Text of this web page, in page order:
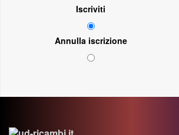
Iscriviti
Annulla iscrizione